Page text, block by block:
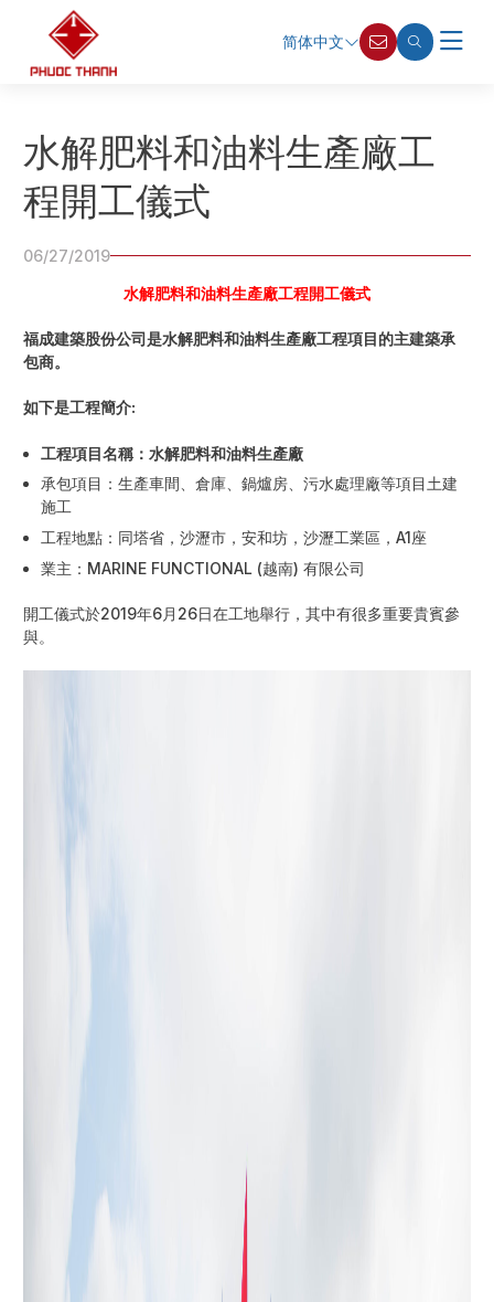
简体中文
水解肥料和油料生產廠工
程開工儀式
06/27/2019
水解肥料和油料生產廠工程開工儀式
福成建築股份公司是水解肥料和油料生產廠工程項目的主建築承
包商。
如下是工程簡介:
工程項目名稱：水解肥料和油料生產廠
承包項目：生產車間、倉庫、鍋爐房、污水處理廠等項目土建
施工
工程地點：同塔省，沙瀝市，安和坊，沙瀝工業區，A1座
業主：MARINE FUNCTIONAL (越南) 有限公司
開工儀式於2019年6月26日在工地舉行，其中有很多重要貴賓參
與。